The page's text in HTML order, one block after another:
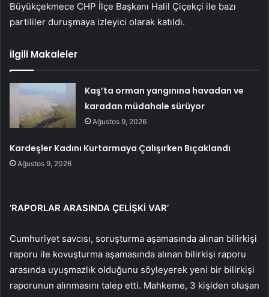
Büyükçekmece CHP İlçe Başkanı Halil Çiçekçi ile bazı
partililer duruşmaya izleyici olarak katıldı.
İlgili Makaleler
Kaş’ta orman yangınına havadan ve
karadan müdahale sürüyor
Ağustos 9, 2026
Kardeşler Kadını Kurtarmaya Çalışırken Bıçaklandı
Ağustos 9, 2026
‘RAPORLAR ARASINDA ÇELİŞKİ VAR’
Cumhuriyet savcısı, soruşturma aşamasında alınan bilirkişi
raporu ile kovuşturma aşamasında alınan bilirkişi raporu
arasında uyuşmazlık olduğunu söyleyerek yeni bir bilirkişi
raporunun alınmasını talep etti. Mahkeme, 3 kişiden oluşan